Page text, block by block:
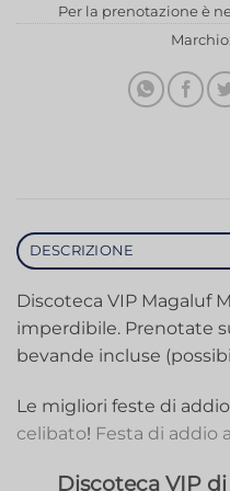
Per la prenotazione è
Marchio:
DESCRIZIONE
Discoteca VIP Magaluf
imperdibile. Prenotate
bevande incluse
Le migliori feste di
celibato! Festa di addio
Discoteca VIP